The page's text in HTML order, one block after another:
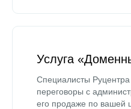
Услуга
Специалисты Руцентра
переговоры с
его продаже по вашей